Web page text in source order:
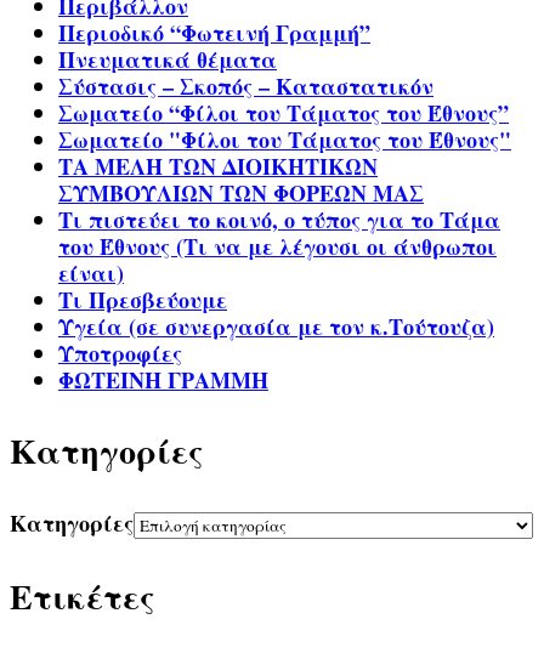
Περιοδικό “Φωτεινή Γραμμή”
Πνευματικά θέματα
Σύστασις – Σκοπός – Καταστατικόν
Σωματείο “Φίλοι του Τάματος του Έθνους”
Σωματείο "Φίλοι του Τάματος του Έθνους"
ΤΑ ΜΕΛΗ ΤΩΝ ΔΙΟΙΚΗΤΙΚΩΝ
ΣΥΜΒΟΥΛΙΩΝ ΤΩΝ ΦΟΡΕΩΝ ΜΑΣ
Τι πιστεύει το κοινό, ο τύπος για το Τάμα
του Έθνους (Τι να με λέγουσι οι άνθρωποι
είναι)
Τι Πρεσβεύουμε
Υγεία (σε συνεργασία με τον κ.Τούτουζα)
Υποτροφίες
ΦΩΤΕΙΝΗ ΓΡΑΜΜΗ
Kατηγορίες
Kατηγορίες
Ετικέτες